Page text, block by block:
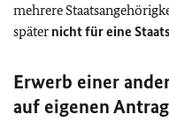
mehrere
später nicht für eine
Erwerb einer
auf eigenen Antrag